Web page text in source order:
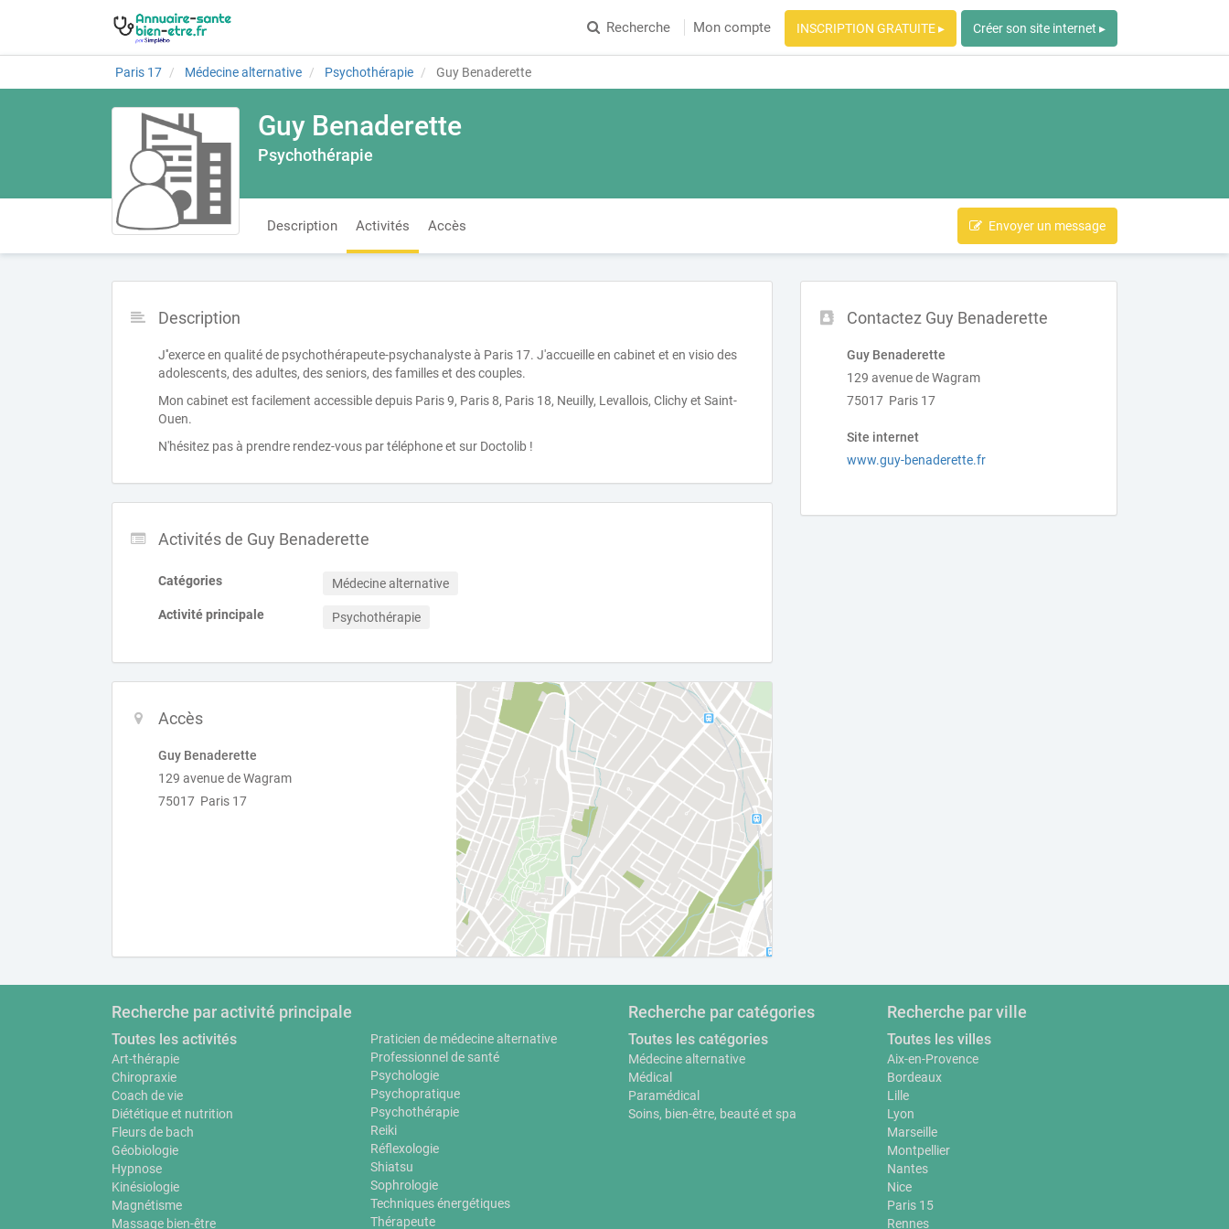
Recherche Mon compte INSCRIPTION GRATUITE ▸ Créer son site internet ▸
Paris 17 Médecine alternative Psychothérapie Guy Benaderette
Guy Benaderette
Psychothérapie
Description Activités Accès Envoyer un message
Contactez Guy Benaderette
Guy Benaderette
129 avenue de Wagram
75017 Paris 17
Site internet
www.guy-benaderette.fr
Description
J''exerce en qualité de psychothérapeute-psychanalyste à Paris 17. J'accueille en cabinet et en visio des
adolescents, des adultes, des seniors, des familles et des couples.
Mon cabinet est facilement accessible depuis Paris 9, Paris 8, Paris 18, Neuilly, Levallois, Clichy et Saint-
Ouen.
N'hésitez pas à prendre rendez-vous par téléphone et sur Doctolib !
Activités de Guy Benaderette
Catégories Médecine alternative
Activité principale Psychothérapie
Accès
Guy Benaderette
129 avenue de Wagram
75017 Paris 17
Recherche par activité principale
Toutes les activités
Art-thérapie
Chiropraxie
Coach de vie
Diététique et nutrition
Fleurs de bach
Géobiologie
Hypnose
Kinésiologie
Magnétisme
Massage bien-être
Praticien de médecine alternative
Professionnel de santé
Psychologie
Psychopratique
Psychothérapie
Reiki
Réflexologie
Shiatsu
Sophrologie
Techniques énergétiques
Thérapeute
Recherche par catégories
Toutes les catégories
Médecine alternative
Médical
Paramédical
Soins, bien-être, beauté et spa
Recherche par ville
Toutes les villes
Aix-en-Provence
Bordeaux
Lille
Lyon
Marseille
Montpellier
Nantes
Nice
Paris 15
Rennes